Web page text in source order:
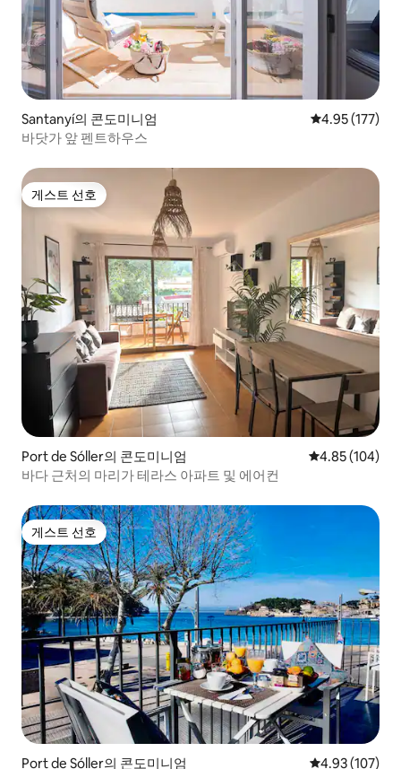
Santanyí의 콘도미니엄 평점 4.95점(5
4.95 (177)
바닷가 앞 펜트하우스
게스트 선호
게스트 선호
Port de Sóller의 콘도미니엄 평점 4.85점(5
4.85 (104)
바다 근처의 마리가 테라스 아파트 및 에어컨
게스트 선호
게스트 선호
Port de Sóller의 콘도미니엄 평점 4.93점(5
4.93 (107)